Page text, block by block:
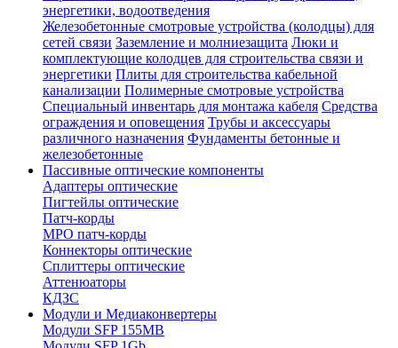
энергетики, водоотведения
Железобетонные смотровые устройства (колодцы) для
сетей связи Заземление и молниезащита Люки и
комплектующие колодцев для строительства связи и
энергетики Плиты для строительства кабельной
канализации Полимерные смотровые устройства
Специальный инвентарь для монтажа кабеля Средства
ограждения и оповещения Трубы и аксессуары
различного назначения Фундаменты бетонные и
железобетонные
Пассивные оптические компоненты
Адаптеры оптические
Пигтейлы оптические
Патч-корды
MPO патч-корды
Коннекторы оптические
Сплиттеры оптические
Аттенюаторы
КДЗС
Модули и Медиаконвертеры
Модули SFP 155MB